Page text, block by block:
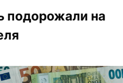
подорожали на